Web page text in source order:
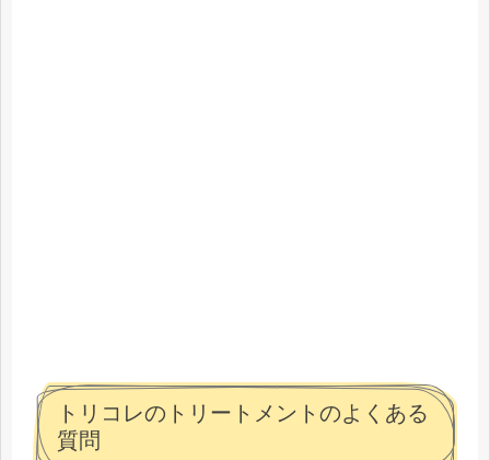
トリコレのトリートメントのよくある
質問